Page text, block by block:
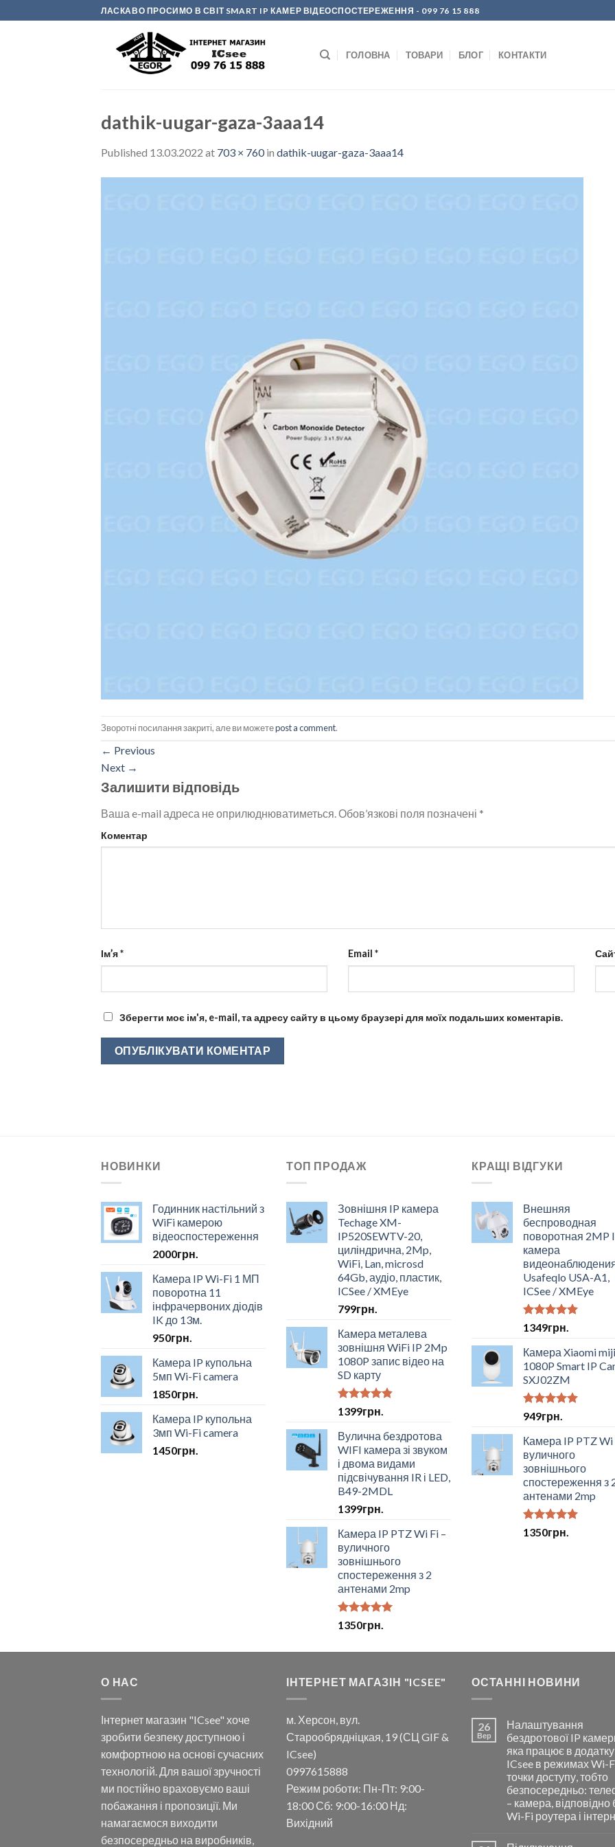
to
ЛАСКАВО ПРОСИМО В СВІТ SMART IP КАМЕР ВІДЕОСПОСТЕРЕЖЕННЯ - 099 76 15 888
ГОЛОВНА ТОВАРИ БЛОГ КОНТАКТИ
dathik-uugar-gaza-3aaa14
Published 13.03.2022 at 703 × 760in dathik-uugar-gaza-3aaa14
Зворотні посилання закриті, але ви можетеpost a comment.
← Previous
Next →
Залишити відповідь
Ваша e-mail адреса не оприлюднюватиметься. Обов’язкові поля позначені *
Коментар
Ім’я* Email *
Зберегти моє ім'я, e-mail, та адресу сайту в цьому браузері для моїх подальших коментарів.
НОВИНКИ
Годинник настільний з
WiFi камерою
відеоспостереження
2000грн.
Камера IP Wi-Fi 1 МП
поворотна 11
інфрачервоних діодів
IK до 13м.
950грн.
Камера IP купольна
5мп Wi-Fi camera
1850грн.
Камера IP купольна
3мп Wi-Fi camera
1450грн.
ТОП ПРОДАЖ
Зовнішня IP камера
Techage XM-
IP520SEWTV-20,
циліндрична, 2Mp,
WiFi, Lan, microsd
64Gb, аудіо, пластик,
ICSee / XMEye
799грн.
Камера металева
зовнішня WiFi IP 2Mp
1080P запис відео на
SD карту
Оцінено в
з 5
1399грн.
Вулична бездротова
WIFI камера зі звуком
і двома видами
підсвічування IR і LED,
B49-2MDL
1399грн.
Камера IP PTZ Wi Fi –
вуличного
зовнішнього
спостереження з 2
антенами 2mp
Оцінено в
з 5
1350грн.
КРАЩІ ВІДГУКИ
Внешняя
беспроводная
поворотная 2MP
камера
Usafeqlo USA-A1,
ICSee / XMEye
Оцінено в
з 5
1349грн.
Камера Xiaomi
1080P Smart IP
SXJ02ZM
Оцінено в
з 5
949грн.
Камера IP PTZ Wi
вуличного
зовнішнього
спостереження з
антенами 2mp
Оцінено в
з 5
1350грн.
О НАС
Інтернет магазин "ICsee" хоче
зробити безпеку доступною і
комфортною на основі сучасних
технологій. Для вашої зручності
ми постійно враховуємо ваші
побажання і пропозиції. Ми
намагаємося виходити
безпосередньо на виробників,
ІНТЕРНЕТ МАГАЗІН "ICSEE"
м. Херсон, вул.
Старообрядніцкая, 19 (СЦ GIF &
ICsee)
0997615888
Режим роботи: Пн-Пт: 9:00-
18:00 Сб: 9:00-16:00 Нд:
Вихідний
ОСТАННІ НОВИНИ
26
Вер
Налаштування
бездротової IP
яка працює в додатку
ICsee в режимах Wi-
точки доступу, тобто
безпосередньо:
– камера, відповідно
Wi-Fi роутера і